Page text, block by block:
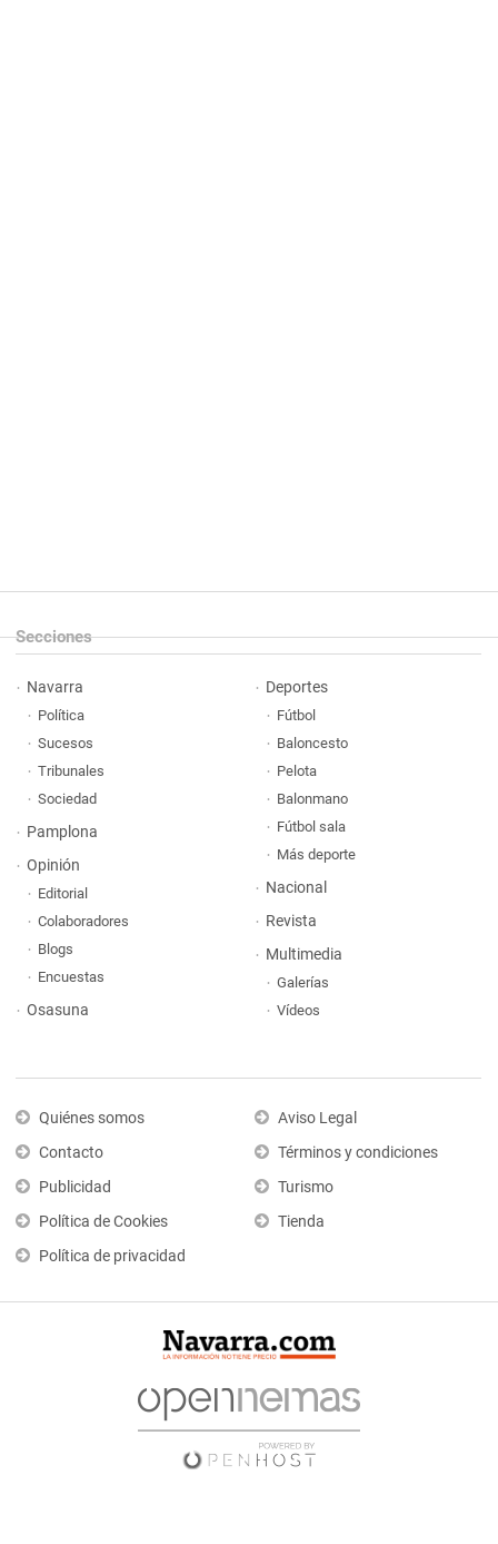
Secciones
Navarra
Política
Sucesos
Tribunales
Sociedad
Pamplona
Opinión
Editorial
Colaboradores
Blogs
Encuestas
Osasuna
Deportes
Fútbol
Baloncesto
Pelota
Balonmano
Fútbol sala
Más deporte
Nacional
Revista
Multimedia
Galerías
Vídeos
Quiénes somos
Contacto
Publicidad
Política de Cookies
Política de privacidad
Aviso Legal
Términos y condiciones
Turismo
Tienda